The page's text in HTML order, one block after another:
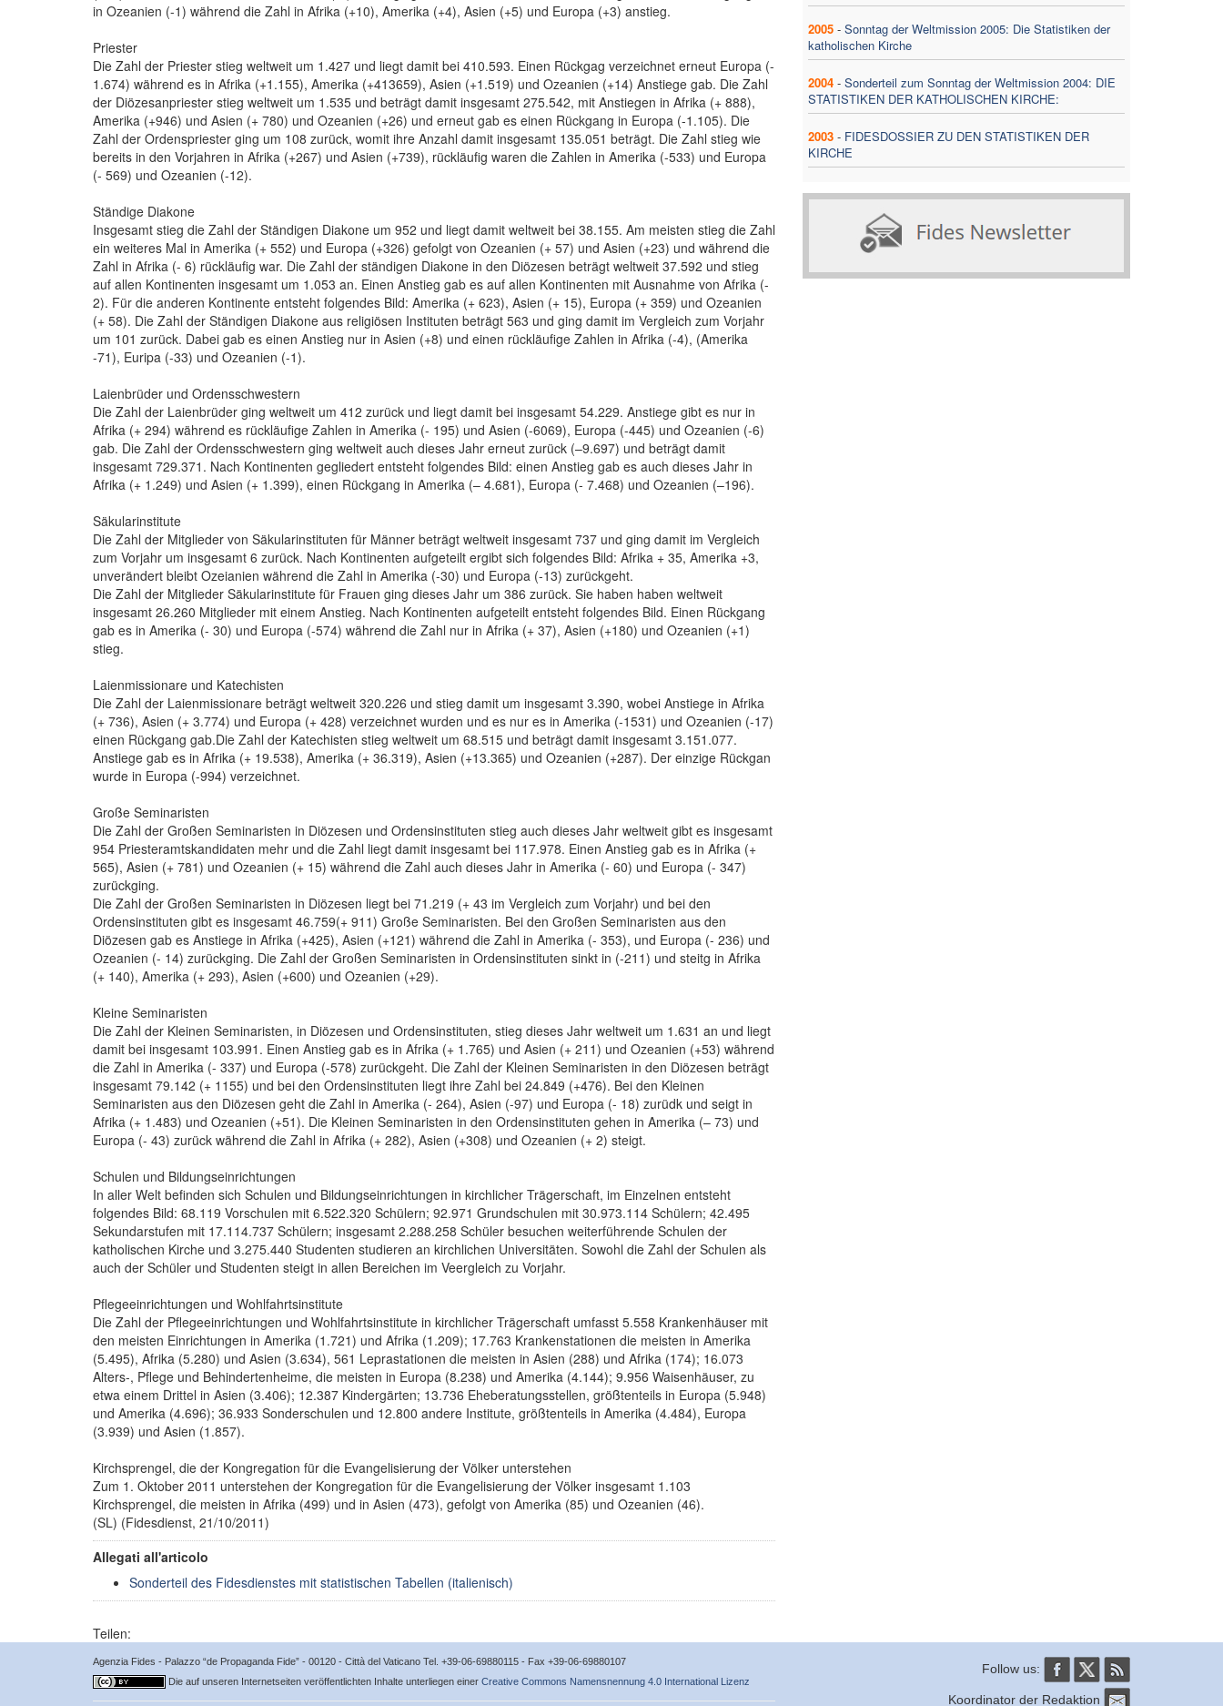
in Ozeanien (-1) während die Zahl in Afrika (+10), Amerika (+4), Asien (+5) und Europa (+3) anstieg.
Priester
Die Zahl der Priester stieg weltweit um 1.427 und liegt damit bei 410.593. Einen Rückgag verzeichnet erneut Europa (-
1.674) während es in Afrika (+1.155), Amerika (+413659), Asien (+1.519) und Ozeanien (+14) Anstiege gab. Die Zahl
der Diözesanpriester stieg weltweit um 1.535 und beträgt damit insgesamt 275.542, mit Anstiegen in Afrika (+ 888),
Amerika (+946) und Asien (+ 780) und Ozeanien (+26) und erneut gab es einen Rückgang in Europa (-1.105). Die
Zahl der Ordenspriester ging um 108 zurück, womit ihre Anzahl damit insgesamt 135.051 beträgt. Die Zahl stieg wie
bereits in den Vorjahren in Afrika (+267) und Asien (+739), rückläufig waren die Zahlen in Amerika (-533) und Europa
(- 569) und Ozeanien (-12).
Ständige Diakone
Insgesamt stieg die Zahl der Ständigen Diakone um 952 und liegt damit weltweit bei 38.155. Am meisten stieg die Zahl
ein weiteres Mal in Amerika (+ 552) und Europa (+326) gefolgt von Ozeanien (+ 57) und Asien (+23) und während die
Zahl in Afrika (- 6) rückläufig war. Die Zahl der ständigen Diakone in den Diözesen beträgt weltweit 37.592 und stieg
auf allen Kontinenten insgesamt um 1.053 an. Einen Anstieg gab es auf allen Kontinenten mit Ausnahme von Afrika (-
2). Für die anderen Kontinente entsteht folgendes Bild: Amerika (+ 623), Asien (+ 15), Europa (+ 359) und Ozeanien
(+ 58). Die Zahl der Ständigen Diakone aus religiösen Instituten beträgt 563 und ging damit im Vergleich zum Vorjahr
um 101 zurück. Dabei gab es einen Anstieg nur in Asien (+8) und einen rückläufige Zahlen in Afrika (-4), (Amerika
-71), Euripa (-33) und Ozeanien (-1).
Laienbrüder und Ordensschwestern
Die Zahl der Laienbrüder ging weltweit um 412 zurück und liegt damit bei insgesamt 54.229. Anstiege gibt es nur in
Afrika (+ 294) während es rückläufige Zahlen in Amerika (- 195) und Asien (-6069), Europa (-445) und Ozeanien (-6)
gab. Die Zahl der Ordensschwestern ging weltweit auch dieses Jahr erneut zurück (–9.697) und beträgt damit
insgesamt 729.371. Nach Kontinenten gegliedert entsteht folgendes Bild: einen Anstieg gab es auch dieses Jahr in
Afrika (+ 1.249) und Asien (+ 1.399), einen Rückgang in Amerika (– 4.681), Europa (- 7.468) und Ozeanien (–196).
Säkularinstitute
Die Zahl der Mitglieder von Säkularinstituten für Männer beträgt weltweit insgesamt 737 und ging damit im Vergleich
zum Vorjahr um insgesamt 6 zurück. Nach Kontinenten aufgeteilt ergibt sich folgendes Bild: Afrika + 35, Amerika +3,
unverändert bleibt Ozeianien während die Zahl in Amerika (-30) und Europa (-13) zurückgeht.
Die Zahl der Mitglieder Säkularinstitute für Frauen ging dieses Jahr um 386 zurück. Sie haben haben weltweit
insgesamt 26.260 Mitglieder mit einem Anstieg. Nach Kontinenten aufgeteilt entsteht folgendes Bild. Einen Rückgang
gab es in Amerika (- 30) und Europa (-574) während die Zahl nur in Afrika (+ 37), Asien (+180) und Ozeanien (+1)
stieg.
Laienmissionare und Katechisten
Die Zahl der Laienmissionare beträgt weltweit 320.226 und stieg damit um insgesamt 3.390, wobei Anstiege in Afrika
(+ 736), Asien (+ 3.774) und Europa (+ 428) verzeichnet wurden und es nur es in Amerika (-1531) und Ozeanien (-17)
einen Rückgang gab.Die Zahl der Katechisten stieg weltweit um 68.515 und beträgt damit insgesamt 3.151.077.
Anstiege gab es in Afrika (+ 19.538), Amerika (+ 36.319), Asien (+13.365) und Ozeanien (+287). Der einzige Rückgan
wurde in Europa (-994) verzeichnet.
Große Seminaristen
Die Zahl der Großen Seminaristen in Diözesen und Ordensinstituten stieg auch dieses Jahr weltweit gibt es insgesamt
954 Priesteramtskandidaten mehr und die Zahl liegt damit insgesamt bei 117.978. Einen Anstieg gab es in Afrika (+
565), Asien (+ 781) und Ozeanien (+ 15) während die Zahl auch dieses Jahr in Amerika (- 60) und Europa (- 347)
zurückging.
Die Zahl der Großen Seminaristen in Diözesen liegt bei 71.219 (+ 43 im Vergleich zum Vorjahr) und bei den
Ordensinstituten gibt es insgesamt 46.759(+ 911) Große Seminaristen. Bei den Großen Seminaristen aus den
Diözesen gab es Anstiege in Afrika (+425), Asien (+121) während die Zahl in Amerika (- 353), und Europa (- 236) und
Ozeanien (- 14) zurückging. Die Zahl der Großen Seminaristen in Ordensinstituten sinkt in (-211) und steitg in Afrika
(+ 140), Amerika (+ 293), Asien (+600) und Ozeanien (+29).
Kleine Seminaristen
Die Zahl der Kleinen Seminaristen, in Diözesen und Ordensinstituten, stieg dieses Jahr weltweit um 1.631 an und liegt
damit bei insgesamt 103.991. Einen Anstieg gab es in Afrika (+ 1.765) und Asien (+ 211) und Ozeanien (+53) während
die Zahl in Amerika (- 337) und Europa (-578) zurückgeht. Die Zahl der Kleinen Seminaristen in den Diözesen beträgt
insgesamt 79.142 (+ 1155) und bei den Ordensinstituten liegt ihre Zahl bei 24.849 (+476). Bei den Kleinen
Seminaristen aus den Diözesen geht die Zahl in Amerika (- 264), Asien (-97) und Europa (- 18) zurüdk und seigt in
Afrika (+ 1.483) und Ozeanien (+51). Die Kleinen Seminaristen in den Ordensinstituten gehen in Amerika (– 73) und
Europa (- 43) zurück während die Zahl in Afrika (+ 282), Asien (+308) und Ozeanien (+ 2) steigt.
Schulen und Bildungseinrichtungen
In aller Welt befinden sich Schulen und Bildungseinrichtungen in kirchlicher Trägerschaft, im Einzelnen entsteht
folgendes Bild: 68.119 Vorschulen mit 6.522.320 Schülern; 92.971 Grundschulen mit 30.973.114 Schülern; 42.495
Sekundarstufen mit 17.114.737 Schülern; insgesamt 2.288.258 Schüler besuchen weiterführende Schulen der
katholischen Kirche und 3.275.440 Studenten studieren an kirchlichen Universitäten. Sowohl die Zahl der Schulen als
auch der Schüler und Studenten steigt in allen Bereichen im Veergleich zu Vorjahr.
Pflegeeinrichtungen und Wohlfahrtsinstitute
Die Zahl der Pflegeeinrichtungen und Wohlfahrtsinstitute in kirchlicher Trägerschaft umfasst 5.558 Krankenhäuser mit
den meisten Einrichtungen in Amerika (1.721) und Afrika (1.209); 17.763 Krankenstationen die meisten in Amerika
(5.495), Afrika (5.280) und Asien (3.634), 561 Leprastationen die meisten in Asien (288) und Afrika (174); 16.073
Alters-, Pflege und Behindertenheime, die meisten in Europa (8.238) und Amerika (4.144); 9.956 Waisenhäuser, zu
etwa einem Drittel in Asien (3.406); 12.387 Kindergärten; 13.736 Eheberatungsstellen, größtenteils in Europa (5.948)
und Amerika (4.696); 36.933 Sonderschulen und 12.800 andere Institute, größtenteils in Amerika (4.484), Europa
(3.939) und Asien (1.857).
Kirchsprengel, die der Kongregation für die Evangelisierung der Völker unterstehen
Zum 1. Oktober 2011 unterstehen der Kongregation für die Evangelisierung der Völker insgesamt 1.103
Kirchsprengel, die meisten in Afrika (499) und in Asien (473), gefolgt von Amerika (85) und Ozeanien (46).
(SL) (Fidesdienst, 21/10/2011)
Allegati all'articolo
Sonderteil des Fidesdienstes mit statistischen Tabellen (italienisch)
Teilen:
2005 - Sonntag der Weltmission 2005: Die Statistiken der
katholischen Kirche
2004 - Sonderteil zum Sonntag der Weltmission 2004: DIE
STATISTIKEN DER KATHOLISCHEN KIRCHE:
2003 - FIDESDOSSIER ZU DEN STATISTIKEN DER
KIRCHE
Agenzia Fides - Palazzo “de Propaganda Fide” - 00120 - Città del Vaticano Tel. +39-06-69880115 - Fax +39-06-69880107
Die auf unseren Internetseiten veröffentlichten Inhalte unterliegen einer Creative Commons Namensnennung 4.0 International Lizenz
Follow us:
Koordinator der Redaktion